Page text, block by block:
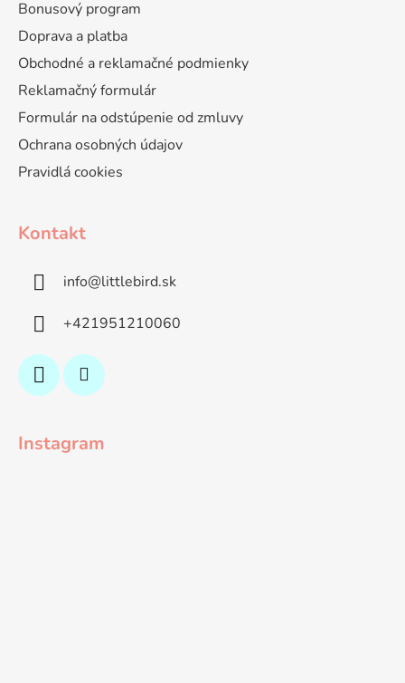
Bonusový program
Doprava a platba
Obchodné a reklamačné podmienky
Reklamačný formulár
Formulár na odstúpenie od zmluvy
Ochrana osobných údajov
Pravidlá cookies
Kontakt
info@littlebird.sk
+421951210060
Instagram